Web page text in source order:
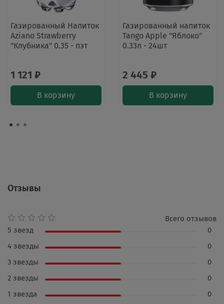
Газированный Напиток
Aziano Strawberry
"Клубника" 0.35 - пэт
1 121 ₽
В корзину
Газированный напиток
Tango Apple "Яблоко"
0.33л - 24шт
2 445 ₽
В корзину
Отзывы
Всего отзывов
5 звезд
0
4 звезды
0
3 звезды
0
2 звезды
0
1 звезда
0